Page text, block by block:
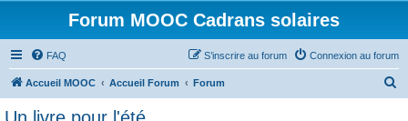
Forum MOOC Cadrans solaires
FAQ Connexion au forum
S’inscrire au forum
Accueil MOOC Accueil Forum Forum